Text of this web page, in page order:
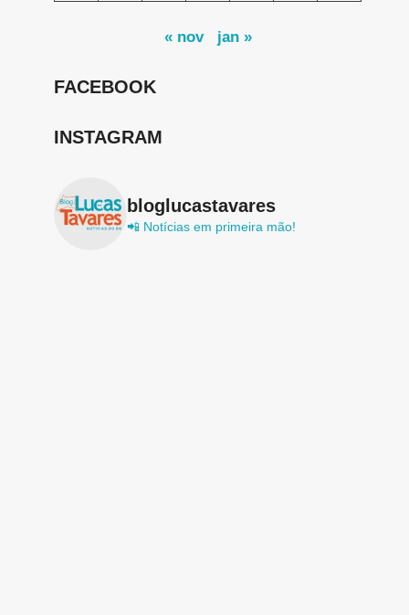
« nov jan »
FACEBOOK
INSTAGRAM
bloglucastavares
📲 Notícias em primeira mão!